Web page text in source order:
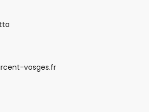
vosges.fr